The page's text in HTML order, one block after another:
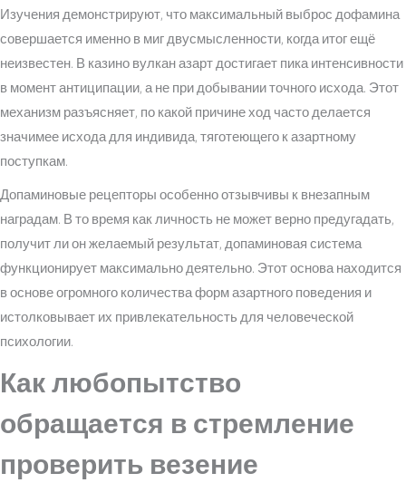
Изучения демонстрируют, что максимальный выброс дофамина
совершается именно в миг двусмысленности, когда итог ещё
неизвестен. В казино вулкан азарт достигает пика интенсивности
в момент антиципации, а не при добывании точного исхода. Этот
механизм разъясняет, по какой причине ход часто делается
значимее исхода для индивида, тяготеющего к азартному
поступкам.
Допаминовые рецепторы особенно отзывчивы к внезапным
наградам. В то время как личность не может верно предугадать,
получит ли он желаемый результат, допаминовая система
функционирует максимально деятельно. Этот основа находится
в основе огромного количества форм азартного поведения и
истолковывает их привлекательность для человеческой
психологии.
Как любопытство
обращается в стремление
проверить везение